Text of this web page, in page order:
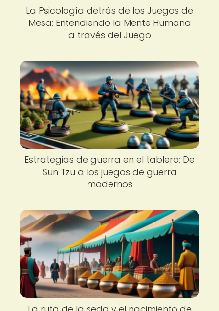
La Psicología detrás de los Juegos de
Mesa: Entendiendo la Mente Humana
a través del Juego
Estrategias de guerra en el tablero: De
Sun Tzu a los juegos de guerra
modernos